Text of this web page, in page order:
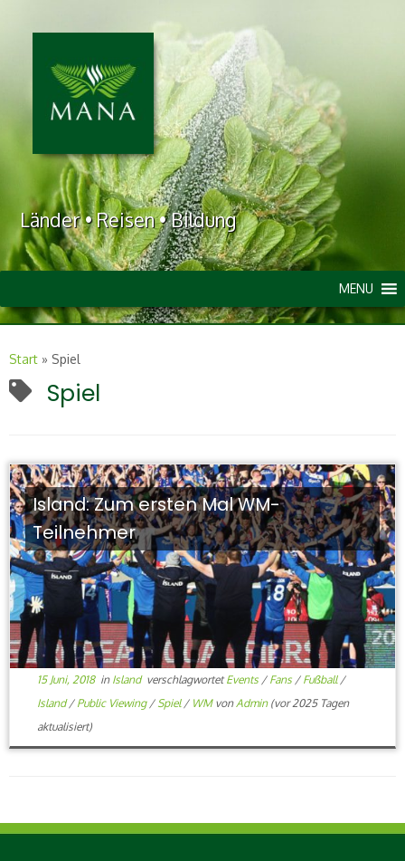
Länder • Reisen • Bildung
MENU
Start » Spiel
Spiel
Island: Zum ersten Mal WM-
Teilnehmer
15 Juni, 2018in Island verschlagwortetEvents / Fans / Fußball /
Island/ Public Viewing / Spiel / WM von Admin(vor 2025 Tagen
aktualisiert)